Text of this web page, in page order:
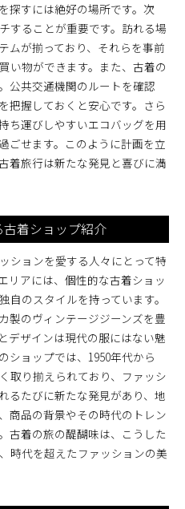
探すには絶好の場所です。次
することが重要です。訪れる場
ムが揃っており、それらを事前
い物ができます。また、古着の
公共交通機関のルートを確認
把握しておくと安心です。さら
ち運びしやすいエコバッグを用
ごせます。このように計画を立
着旅行は新たな発見と喜びに満
着ショップ紹介
ションを愛する人々にとって特
リアには、個性的な古着ショッ
自のスタイルを持っています。
製のヴィンテージジーンズを豊
デザインは現代の服にはない魅
ショップでは、1950年代から
取り揃えられており、ファッシ
るたびに新たな発見があり、地
商品の背景やその時代のトレン
古着の旅の醍醐味は、こうした
時代を超えたファッションの美